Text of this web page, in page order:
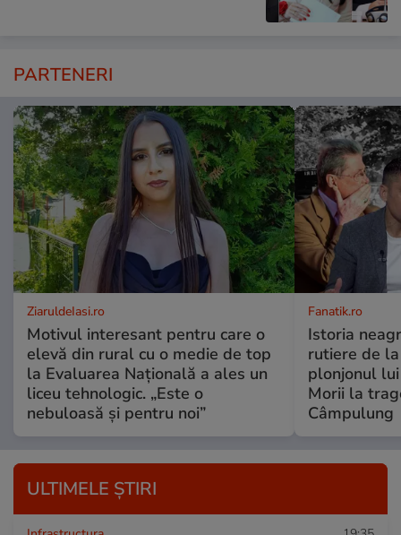
PARTENERI
ZiaruldeIasi.ro
Motivul interesant pentru care o
elevă din rural cu o medie de top
la Evaluarea Națională a ales un
liceu tehnologic. „Este o
nebuloasă și pentru noi”
Fanatik.ro
Istoria
rutiere de
plonjonul
Morii la
Câmpulung
ULTIMELE ȘTIRI